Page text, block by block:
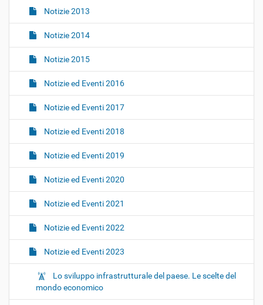
Notizie 2013
Notizie 2014
Notizie 2015
Notizie ed Eventi 2016
Notizie ed Eventi 2017
Notizie ed Eventi 2018
Notizie ed Eventi 2019
Notizie ed Eventi 2020
Notizie ed Eventi 2021
Notizie ed Eventi 2022
Notizie ed Eventi 2023
Lo sviluppo infrastrutturale del paese. Le scelte del
mondo economico